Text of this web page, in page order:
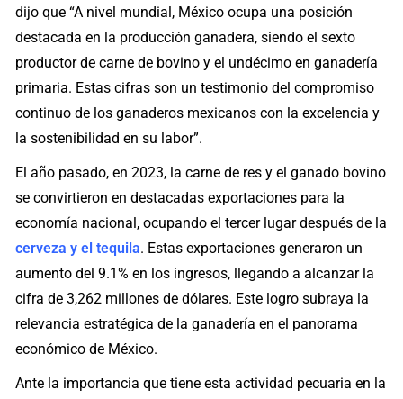
dijo que “A nivel mundial, México ocupa una posición
destacada en la producción ganadera, siendo el sexto
productor de carne de bovino y el undécimo en ganadería
primaria. Estas cifras son un testimonio del compromiso
continuo de los ganaderos mexicanos con la excelencia y
la sostenibilidad en su labor”.
El año pasado, en 2023, la carne de res y el ganado bovino
se convirtieron en destacadas exportaciones para la
economía nacional, ocupando el tercer lugar después de la
cerveza y el tequila. Estas exportaciones generaron un
aumento del 9.1% en los ingresos, llegando a alcanzar la
cifra de 3,262 millones de dólares. Este logro subraya la
relevancia estratégica de la ganadería en el panorama
económico de México.
Ante la importancia que tiene esta actividad pecuaria en la